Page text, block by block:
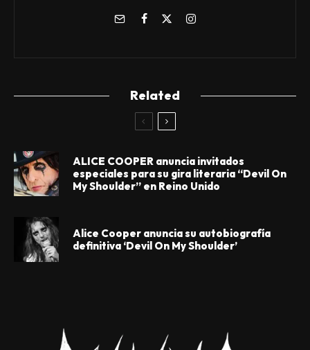
Related
ALICE COOPER anuncia invitados
especiales para su gira literaria “Devil On
My Shoulder” en Reino Unido
Alice Cooper anuncia su autobiografía
definitiva ‘Devil On My Shoulder’